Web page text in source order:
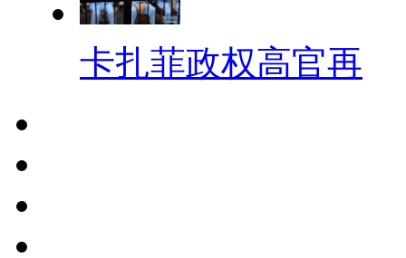
卡扎菲政权高官再